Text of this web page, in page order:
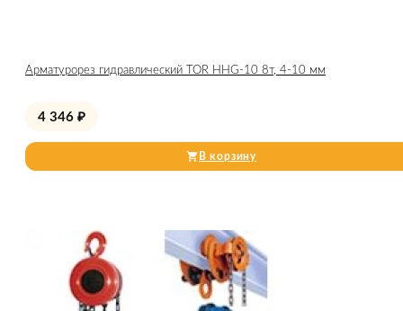
Арматурорез гидравлический TOR HHG-10 8т, 4-10 мм
4 346 ₽
В корзину